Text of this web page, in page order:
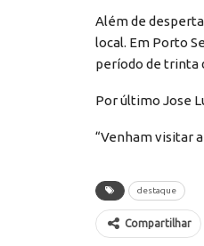
Além de
local. Em Porto
período de trinta
Por último Jose
“Venham visitar
destaque
Compartilhar